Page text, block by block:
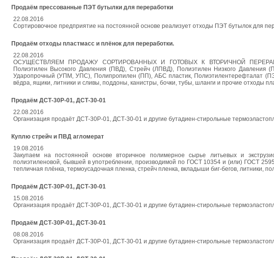
Продаём прессованные ПЭТ бутылки для переработки
22.08.2016
Сортировочное предприятие на постоянной основе реализует отходы ПЭТ бутылок для
Продаём отходы пластмасс и плёнок для переработки.
22.08.2016
ОСУЩЕСТВЛЯЕМ ПРОДАЖУ СОРТИРОВАННЫХ И ГОТОВЫХ К ВТОРИЧНОЙ
Полиэтилен Высокого Давления (ПВД), Стрейч (ЛПВД), Полиэтилен Низкого
Ударопрочный (УПМ, УПС), Полипропилен (ПП), АБС пластик, Полиэтилентерефталат
вёдра, ящики, литники и сливы, поддоны, канистры, бочки, тубы, шланги и прочие отходы
Продаём ДСТ-30Р-01, ДСТ-30-01
22.08.2016
Организация продаёт ДСТ-30Р-01, ДСТ-30-01 и другие бутадиен-стирольные
Куплю стрейч и ПВД агломерат
19.08.2016
Закупаем на постоянной основе вторичное полимерное сырье литьевых и
полиэтиленовой, бывшей в употреблении, производимой по ГОСТ 10354 и (или) ГОСТ
тепличная плёнка, термоусадочная пленка, стрейч пленка, вкладыши биг-бегов, литники,
Продаём ДСТ-30Р-01, ДСТ-30-01
15.08.2016
Организация продаёт ДСТ-30Р-01, ДСТ-30-01 и другие бутадиен-стирольные
Продаём ДСТ-30Р-01, ДСТ-30-01
08.08.2016
Организация продаёт ДСТ-30Р-01, ДСТ-30-01 и другие бутадиен-стирольные